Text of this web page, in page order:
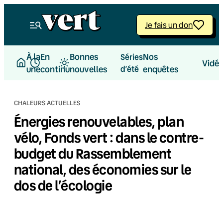
Je fais un don
À la
une
En
continu
Bonnes
nouvelles
Séries
d’été
Nos
enquêtes
CHALEURS ACTUELLES
Énergies renouvelables, plan
vélo, Fonds vert : dans le contre-
budget du Rassemblement
national, des économies sur le
dos de l’écologie